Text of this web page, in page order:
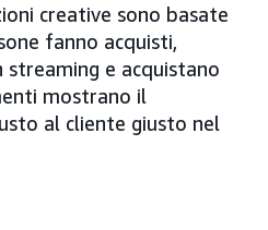
creative sono basate
fanno acquisti,
e acquistano
mostrano il
al cliente giusto nel